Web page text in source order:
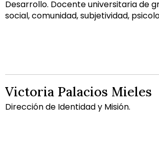
Desarrollo. Docente universitaria de
social, comunidad, subjetividad,
Victoria Palacios Mieles
Dirección de Identidad y Misión.